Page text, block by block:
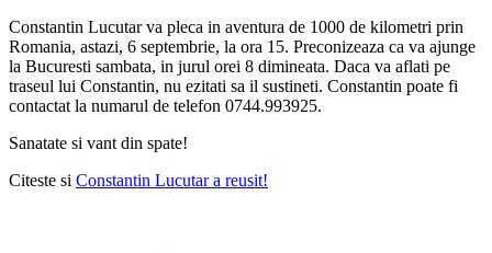
Constantin Lucutar va pleca in aventura de 1000 de kilometri prin
Romania, astazi, 6 septembrie, la ora 15. Preconizeaza ca va ajunge
la Bucuresti sambata, in jurul orei 8 dimineata. Daca va aflati pe
traseul lui Constantin, nu ezitati sa il sustineti. Constantin poate fi
contactat la numarul de telefon 0744.993925.
Sanatate si vant din spate!
Citeste si Constantin Lucutar a reusit!